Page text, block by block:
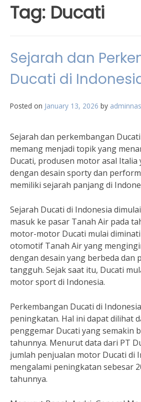
Tag: Ducati
Sejarah dan
Ducati di
Posted on January 13, 2026 by adminnas
Sejarah dan perkembangan
memang menjadi topik yang
Ducati, produsen motor asal Italia
dengan desain sporty dan
memiliki sejarah panjang di
Sejarah Ducati di Indonesia
masuk ke pasar Tanah Air pada
motor-motor Ducati mulai
otomotif Tanah Air yang
dengan desain yang berbeda dan
tangguh. Sejak saat itu, Ducati
motor sport di Indonesia.
Perkembangan Ducati di
peningkatan. Hal ini dapat dilihat
penggemar Ducati yang semakin
tahunnya. Menurut data dari PT
jumlah penjualan motor Ducati di
mengalami peningkatan sebesar
tahunnya.